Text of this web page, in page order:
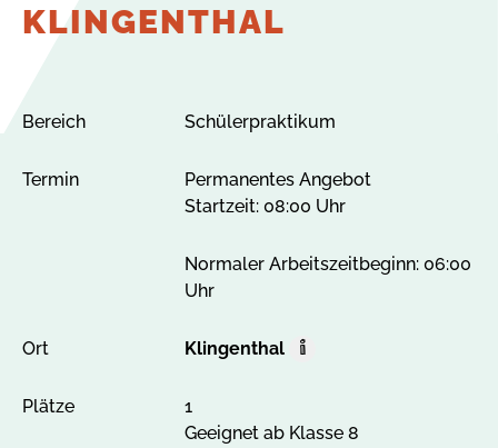
KLINGENTHAL
Bereich Schülerpraktikum
Termin
Permanentes Angebot
Startzeit: 08:00 Uhr
Normaler Arbeitszeitbeginn: 06:00
Uhr
Ort Klingenthal
A
Plätze
1
Geeignet ab Klasse 8